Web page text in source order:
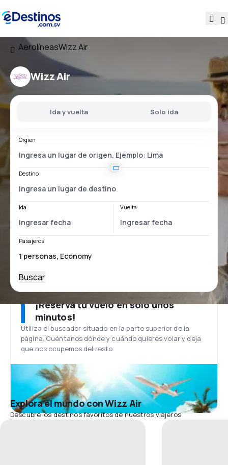
AerolíneasWizz Air
Wizz Air
Ida y vuelta Solo ida
Orgien
Destino
Ida Vuelta
Pasajeros
Buscar
¡Reserva tu vuelo en solo unos
minutos!
Utiliza el buscador situado en la parte superior de la
página. Cuéntanos dónde y cuándo quieres volar y deja
que nos ocupemos del resto.
Explora el mundo con Wizz Air
Descubre los destinos favoritos de nuestros viajeros